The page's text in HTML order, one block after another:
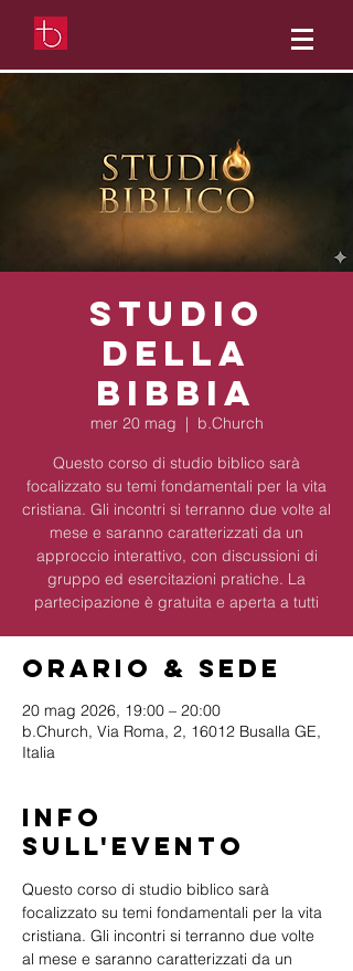
Studio
della
Bibbia
mer 20 mag
  |
b.Church
Questo corso di studio biblico sarà
focalizzato su temi fondamentali per la vita
cristiana. Gli incontri si terranno due volte al
mese e saranno caratterizzati da un
approccio interattivo, con discussioni di
gruppo ed esercitazioni pratiche. La
partecipazione è gratuita e aperta a tutti
Orario & Sede
20 mag 2026, 19:00 – 20:00
b.Church, Via Roma, 2, 16012 Busalla GE,
Italia
Info
sull'evento
Questo corso di studio biblico sarà
focalizzato su temi fondamentali per la vita
cristiana. Gli incontri si terranno due volte
al mese e saranno caratterizzati da un